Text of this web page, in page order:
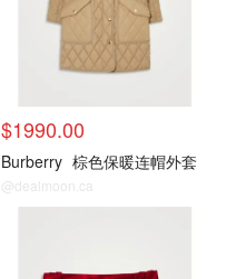
$1990.00
Burberry 棕色保暖连帽外套
@dealmoon.ca